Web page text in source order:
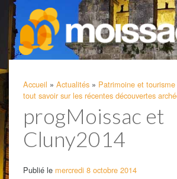
Accueil » Actualités » Patrimoine et tourisme
tout savoir sur les récentes découvertes
progMoissac et
Cluny2014
Publié le mercredi 8 octobre 2014